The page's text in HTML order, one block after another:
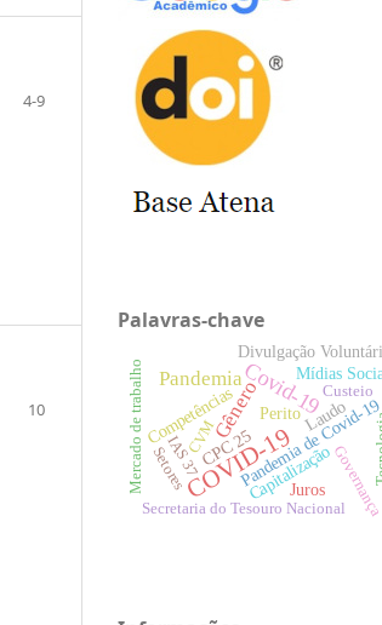
4-9
10
Palavras-chave
COVID-19
Covid-19
Gênero
Pandemia
Pandemia de Covid-19
Capitalização
Divulgação
Juros
Laudo
Perito
Competências
CPC 25
Mídias
Secretaria do Tesouro Nacional
Custeio
Mercado de trabalho Setores
IAS 37CVM